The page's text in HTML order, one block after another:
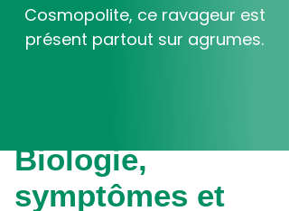
Cosmopolite, ce ravageur est
présent partout sur agrumes.
Biologie,
symptômes et